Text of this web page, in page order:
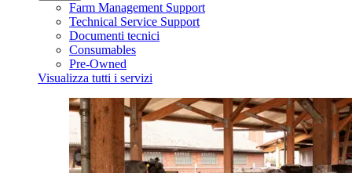
Farm Management Support
Technical Service Support
Documenti tecnici
Consumables
Pre-Owned
Visualizza tutti i servizi